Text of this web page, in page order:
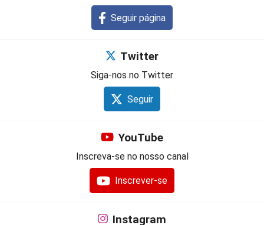
Seguir página
Twitter
Siga-nos no Twitter
Seguir
YouTube
Inscreva-se no nosso canal
Inscrever-se
Instagram